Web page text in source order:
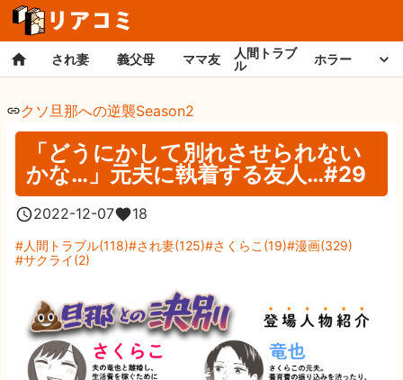
され妻 義父母 ママ友
人間トラブ
ル
ホラー
クソ旦那への逆襲Season2
「どうにかして別れさせられない
かな…」元夫に執着する友人…#29
2022-12-07 18
人間トラブル(118) され妻(125) さくらこ (19) 漫画(329)
サクライ(2)